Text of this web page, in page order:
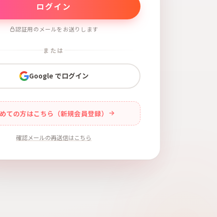
認証用のメールをお送りします
または
Google でログイン
ての方はこちら（新規会員登録）
確認メールの再送信はこちら